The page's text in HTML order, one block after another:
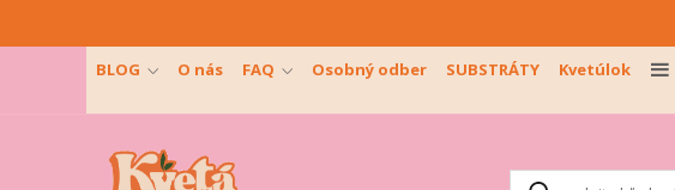
BLOG O nás FAQ Osobný odber SUBSTRÁTY Kvetúlok